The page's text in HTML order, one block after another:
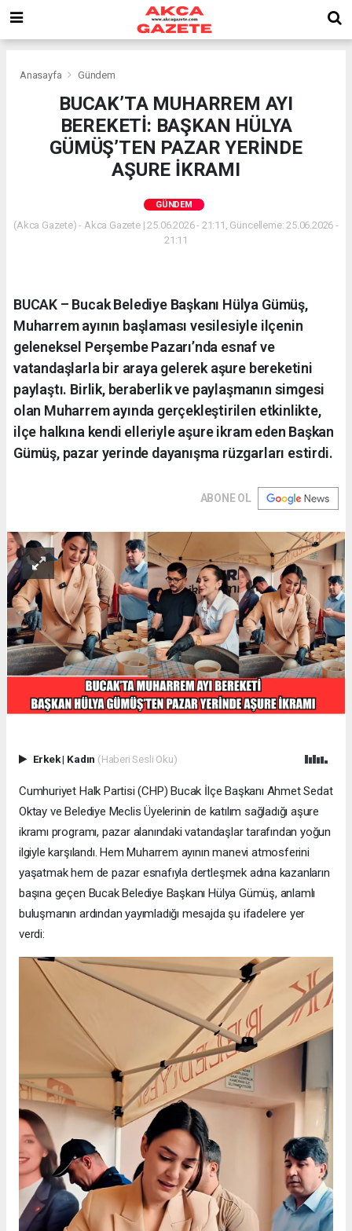
Anasayfa Gündem
BUCAK’TA MUHARREM AYI
BEREKETİ: BAŞKAN HÜLYA
GÜMÜŞ’TEN PAZAR YERİNDE
AŞURE İKRAMI
GÜNDEM
(Akca Gazete) - Akca Gazete | 25.06.2026 - 21:11, Güncelleme: 25.06.2026 -
21:11
BUCAK – Bucak Belediye Başkanı Hülya Gümüş,
Muharrem ayının başlaması vesilesiyle ilçenin
geleneksel Perşembe Pazarı’nda esnaf ve
vatandaşlarla bir araya gelerek aşure bereketini
paylaştı. Birlik, beraberlik ve paylaşmanın simgesi
olan Muharrem ayında gerçekleştirilen etkinlikte,
ilçe halkına kendi elleriyle aşure ikram eden Başkan
Gümüş, pazar yerinde dayanışma rüzgarları estirdi.
ABONE OL
Erkek| Kadın (Haberi Sesli Oku)
Cumhuriyet Halk Partisi (CHP) Bucak İlçe Başkanı Ahmet Sedat
Oktay ve Belediye Meclis Üyelerinin de katılım sağladığı aşure
ikramı programı, pazar alanındaki vatandaşlar tarafından yoğun
ilgiyle karşılandı. Hem Muharrem ayının manevi atmosferini
yaşatmak hem de pazar esnafıyla dertleşmek adına kazanların
başına geçen Bucak Belediye Başkanı Hülya Gümüş, anlamlı
buluşmanın ardından yayımladığı mesajda şu ifadelere yer
verdi: